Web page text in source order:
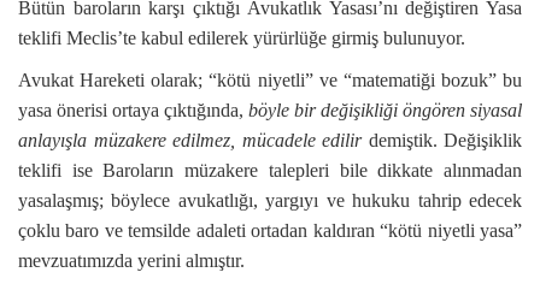
Bütün baroların karşı çıktığı Avukatlık Yasası’nı değiştiren Yasa
teklifi Meclis’te kabul edilerek yürürlüğe girmiş bulunuyor.
Avukat Hareketi olarak; “kötü niyetli” ve “matematiği bozuk” bu
yasa önerisi ortaya çıktığında, böyle bir değişikliği öngören siyasal
anlayışla müzakere edilmez, mücadele edilirdemiştik. Değişiklik
teklifi ise Baroların müzakere talepleri bile dikkate alınmadan
yasalaşmış; böylece avukatlığı, yargıyı ve hukuku tahrip edecek
çoklu baro ve temsilde adaleti ortadan kaldıran “kötü niyetli yasa”
mevzuatımızda yerini almıştır.